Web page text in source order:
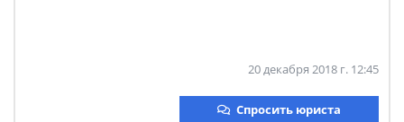
20 декабря 2018 г. 12:45
Спросить юриста